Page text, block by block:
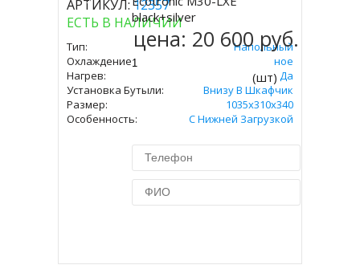
АРТИКУЛ:12357
ЕСТЬ В НАЛИЧИИ
Тип:
Напольный
Охлаждение:
Электронное
Нагрев:
Да
Установка Бутыли:
Внизу В Шкафчик
Размер:
1035x310x340
Особенность:
С Нижней Загрузкой
black+silver
цена: 20 600 руб.
(шт)